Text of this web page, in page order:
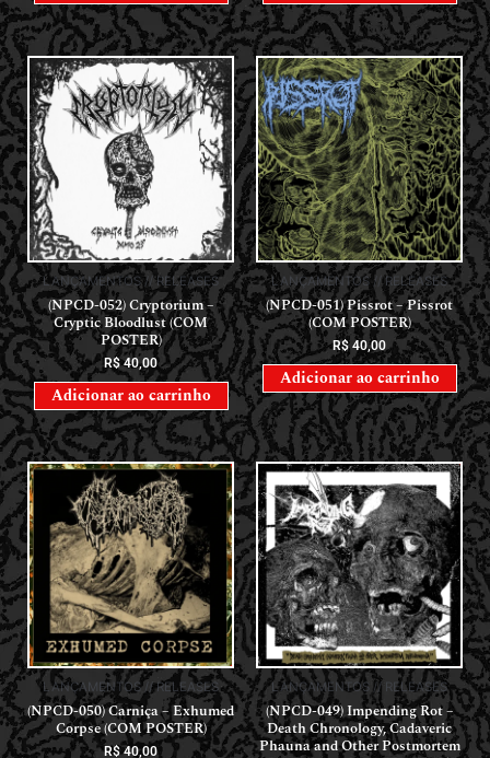
LANÇAMENTOS // RELEASES
(NPCD-052) Cryptorium –
Cryptic Bloodlust (COM
POSTER)
R$40,00
Adicionar ao carrinho
LANÇAMENTOS // RELEASES
(NPCD-051) Pissrot – Pissrot
(COM POSTER)
R$40,00
Adicionar ao carrinho
LANÇAMENTOS // RELEASES
(NPCD-050) Carniça – Exhumed
Corpse (COM POSTER)
R$40,00
LANÇAMENTOS // RELEASES
(NPCD-049) Impending Rot –
Death Chronology, Cadaveric
Phauna and Other Postmortem